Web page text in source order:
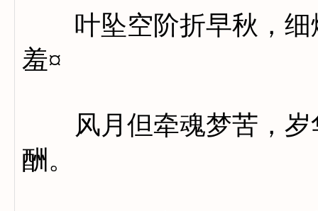
叶坠空阶折早秋，细
羞¤
风月但牵魂梦苦，岁
酬。